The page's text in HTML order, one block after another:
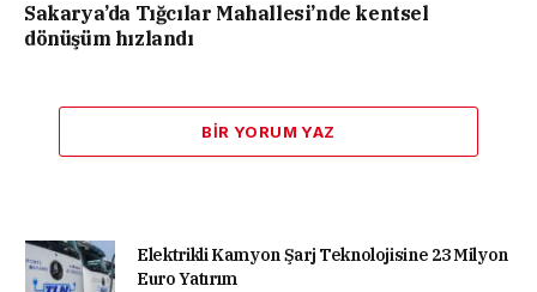
Sakarya’da Tığcılar Mahallesi’nde kentsel
dönüşüm hızlandı
BIR YORUM YAZ
Elektrikli Kamyon Şarj Teknolojisine 23 Milyon
Euro Yatırım